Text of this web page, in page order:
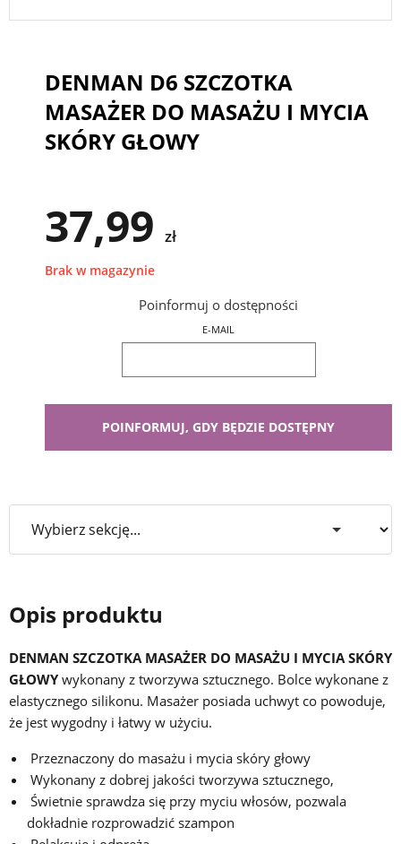
DENMAN D6 SZCZOTKA
MASAŻER DO MASAŻU I MYCIA
SKÓRY GŁOWY
37,99 zł
Brak w magazynie
Poinformuj o dostępności
E-MAIL
Opis produktu
DENMAN SZCZOTKA MASAŻER DO MASAŻU I MYCIA SKÓRY
GŁOWYwykonany z tworzywa sztucznego. Bolce wykonane z
elastycznego silikonu. Masażer posiada uchwyt co powoduje,
że jest wygodny i łatwy w użyciu.
Przeznaczony do masażu i mycia skóry głowy
Wykonany z dobrej jakości tworzywa sztucznego,
Świetnie sprawdza się przy myciu włosów, pozwala
dokładnie rozprowadzić szampon